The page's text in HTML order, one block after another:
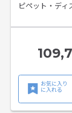
ピペット・ディ
お気に入り
に入れる